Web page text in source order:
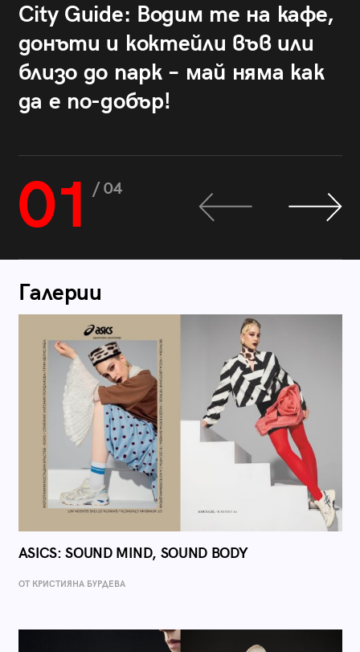
City Guide: Водим те на кафе,
донъти и коктейли във или
близо до парк – май няма как
да е по-добър!
01 / 04
Галерии
ASICS: SOUND MIND, SOUND BODY
ОТ КРИСТИЯНА БУРДЕВА